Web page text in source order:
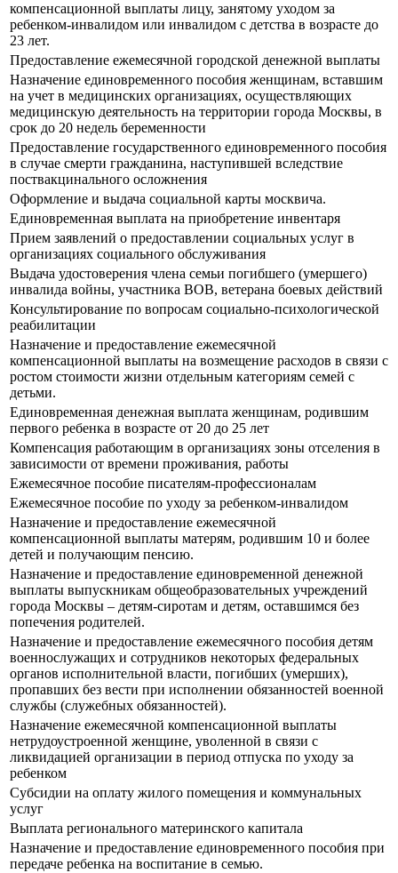
компенсационной выплаты лицу, занятому уходом за
ребенком-инвалидом или инвалидом с детства в возрасте до
23 лет.
Предоставление ежемесячной городской денежной выплаты
Назначение единовременного пособия женщинам, вставшим
на учет в медицинских организациях, осуществляющих
медицинскую деятельность на территории города Москвы, в
срок до 20 недель беременности
Предоставление государственного единовременного пособия
в случае смерти гражданина, наступившей вследствие
поствакцинального осложнения
Оформление и выдача социальной карты москвича.
Единовременная выплата на приобретение инвентаря
Прием заявлений о предоставлении социальных услуг в
организациях социального обслуживания
Выдача удостоверения члена семьи погибшего (умершего)
инвалида войны, участника ВОВ, ветерана боевых действий
Консультирование по вопросам социально-психологической
реабилитации
Назначение и предоставление ежемесячной
компенсационной выплаты на возмещение расходов в связи с
ростом стоимости жизни отдельным категориям семей с
детьми.
Единовременная денежная выплата женщинам, родившим
первого ребенка в возрасте от 20 до 25 лет
Компенсация работающим в организациях зоны отселения в
зависимости от времени проживания, работы
Ежемесячное пособие писателям-профессионалам
Ежемесячное пособие по уходу за ребенком-инвалидом
Назначение и предоставление ежемесячной
компенсационной выплаты матерям, родившим 10 и более
детей и получающим пенсию.
Назначение и предоставление единовременной денежной
выплаты выпускникам общеобразовательных учреждений
города Москвы – детям-сиротам и детям, оставшимся без
попечения родителей.
Назначение и предоставление ежемесячного пособия детям
военнослужащих и сотрудников некоторых федеральных
органов исполнительной власти, погибших (умерших),
пропавших без вести при исполнении обязанностей военной
службы (служебных обязанностей).
Назначение ежемесячной компенсационной выплаты
нетрудоустроенной женщине, уволенной в связи с
ликвидацией организации в период отпуска по уходу за
ребенком
Субсидии на оплату жилого помещения и коммунальных
услуг
Выплата регионального материнского капитала
Назначение и предоставление единовременного пособия при
передаче ребенка на воспитание в семью.